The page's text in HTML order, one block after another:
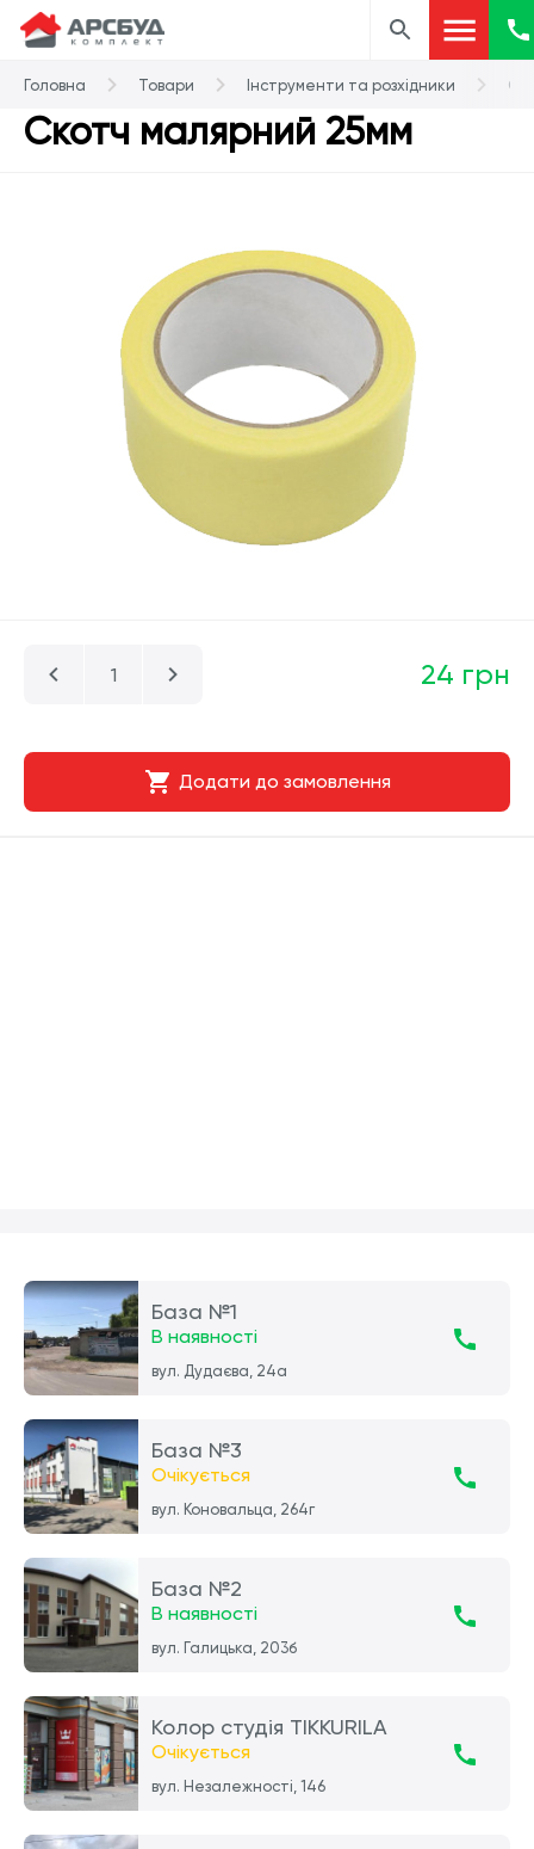
Головна Товари Інструменти та розхідники
Скотч малярний 25мм
24 грн
Додати до замовлення
База №1
В наявності
вул. Дудаєва, 24а
База №3
Очікується
вул. Коновальца, 264г
База №2
В наявності
вул. Галицька, 203б
Колор студія TIKKURILA
Очікується
вул. Незалежності, 146